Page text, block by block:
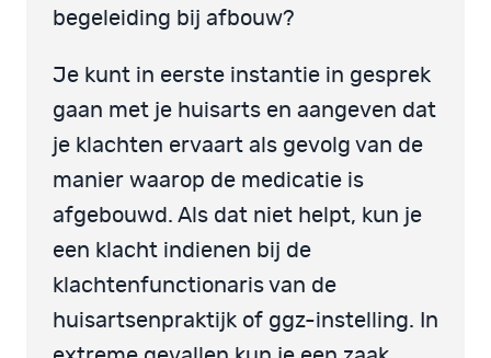
begeleiding bij afbouw?
Je kunt in eerste instantie in gesprek
gaan met je huisarts en aangeven dat
je klachten ervaart als gevolg van de
manier waarop de medicatie is
afgebouwd. Als dat niet helpt, kun je
een klacht indienen bij de
klachtenfunctionaris van de
huisartsenpraktijk of ggz-instelling. In